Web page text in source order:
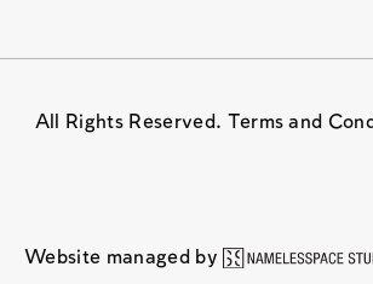
© 2020 All Rights Reserved. Terms and
Website managed by